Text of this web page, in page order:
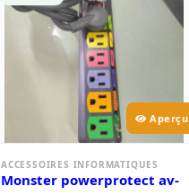
Aperçu
ACCESSOIRES INFORMATIQUES
Monster powerprotect av-